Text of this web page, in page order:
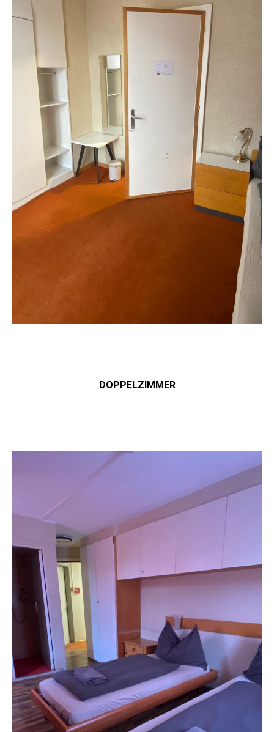
DOPPELZIMMER